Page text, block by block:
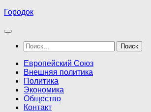
Перейти
содержимому
Городок
Найти:
Европейский Союз
Внешняя политика
Политика
Экономика
Общество
Контакт